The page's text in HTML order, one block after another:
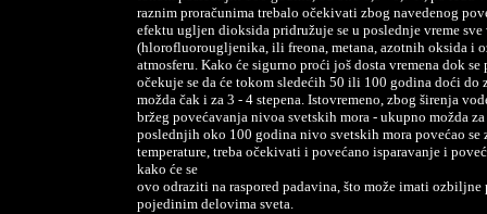
raznim proračunima trebalo očekivati zbog navedenog
efektu ugljen dioksida pridružuje se u poslednje vreme
(hlorofluorougljenika, ili freona, metana, azotnih oksida i
atmosferu. Kako će sigurno proći još dosta vremena dok
očekuje se da će tokom sledećih 50 ili 100 godina doći do
možda čak i za 3 - 4 stepena. Istovremeno, zbog širenja
bržeg povećavanja nivoa svetskih mora - ukupno možda
poslednjih oko 100 godina nivo svetskih mora povećao se
temperature, treba očekivati i povećano isparavanje i
kako će se
ovo odraziti na raspored padavina, što može imati
pojedinim delovima sveta.